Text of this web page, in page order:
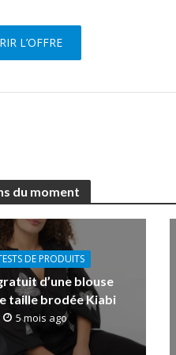
L’OFFRE
du moment
DE PRODUITS
d’une blouse
taille brodée Kiabi
5 mois ago